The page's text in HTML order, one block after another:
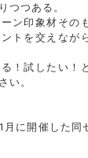
つつある。
ン印象材その
トを交えなが
！試したい！
い。
に開催した同